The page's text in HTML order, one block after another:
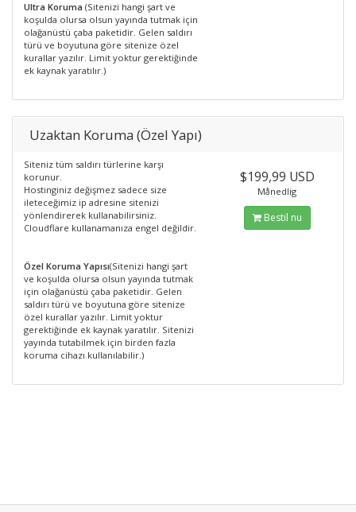
Ultra Koruma (Sitenizi hangi şart ve
koşulda olursa olsun yayında tutmak için
olağanüstü çaba paketidir. Gelen saldırı
türü ve boyutuna göre sitenize özel
kurallar yazılır. Limit yoktur gerektiğinde
ek kaynak yaratılır.)
Uzaktan Koruma (Özel Yapı)
Siteniz tüm saldırı türlerine karşı
korunur.
Hostinginiz değişmez sadece size
ileteceğimiz ip adresine sitenizi
yönlendirerek kullanabilirsiniz.
Cloudflare kullanamanıza engel değildir.
Özel Koruma Yapısı(Sitenizi hangi şart
ve koşulda olursa olsun yayında tutmak
için olağanüstü çaba paketidir. Gelen
saldırı türü ve boyutuna göre sitenize
özel kurallar yazılır. Limit yoktur
gerektiğinde ek kaynak yaratılır. Sitenizi
yayında tutabilmek için birden fazla
koruma cihazı kullanılabilir.)
$199,99 USD
Månedlig
Bestil nu